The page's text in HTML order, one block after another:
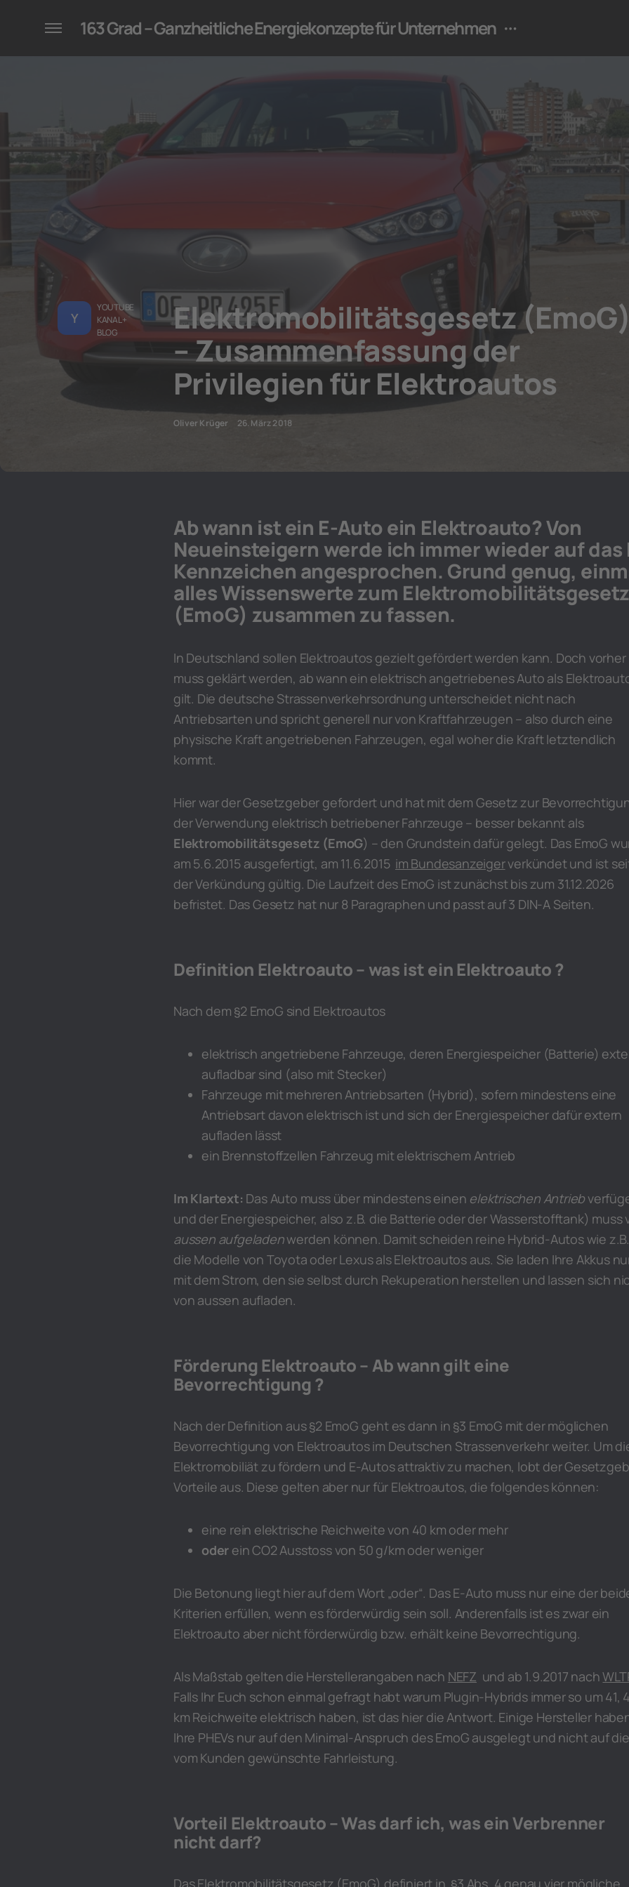
für Unternehmen
163 Grad – Ganzheitliche Energiekonzepte für Unternehmen
Y
YOUTUBE
KANAL +
BLOG
Elektromobilitätsgesetz (EmoG)
– Zusammenfassung der
Privilegien für Elektroautos
Oliver Krüger 26. März 2018
Ab wann ist ein E-Auto ein Elektroauto? Von
Neueinsteigern werde ich immer wieder auf das
Kennzeichen angesprochen. Grund genug,
alles Wissenswerte zum Elektromobilitätsgesetz
(EmoG) zusammen zu fassen.
In Deutschland sollen Elektroautos gezielt gefördert werden kann. Doch vorher
muss geklärt werden, ab wann ein elektrisch angetriebenes Auto als
gilt. Die deutsche Strassenverkehrsordnung unterscheidet nicht nach
Antriebsarten und spricht generell nur von Kraftfahrzeugen – also durch eine
physische Kraft angetriebenen Fahrzeugen, egal woher die Kraft letztendlich
kommt.
Hier war der Gesetzgeber gefordert und hat mit dem Gesetz zur
der Verwendung elektrisch betriebener Fahrzeuge – besser bekannt als
Elektromobilitätsgesetz (EmoG) – den Grundstein dafür gelegt. Das EmoG
am 5.6.2015 ausgefertigt, am 11.6.2015 im Bundesanzeigerverkündet und ist
der Verkündung gültig. Die Laufzeit des EmoG ist zunächst bis zum 31.12.2026
befristet. Das Gesetz hat nur 8 Paragraphen und passt auf 3 DIN-A Seiten.
Definition Elektroauto – was ist ein Elektroauto ?
Nach dem §2 EmoG sind Elektroautos
elektrisch angetriebene Fahrzeuge, deren Energiespeicher (Batterie)
aufladbar sind (also mit Stecker)
Fahrzeuge mit mehreren Antriebsarten (Hybrid), sofern mindestens eine
Antriebsart davon elektrisch ist und sich der Energiespeicher dafür extern
aufladen lässt
ein Brennstoffzellen Fahrzeug mit elektrischem Antrieb
Im Klartext: Das Auto muss über mindestens einen elektrischen Antrieb
und der Energiespeicher, also z.B. die Batterie oder der Wasserstofftank) muss
aussen aufgeladenwerden können. Damit scheiden reine Hybrid-Autos wie z.B.
die Modelle von Toyota oder Lexus als Elektroautos aus. Sie laden Ihre Akkus
mit dem Strom, den sie selbst durch Rekuperation herstellen und lassen sich
von aussen aufladen.
Förderung Elektroauto – Ab wann gilt eine
Bevorrechtigung ?
Nach der Definition aus §2 EmoG geht es dann in §3 EmoG mit der möglichen
Bevorrechtigung von Elektroautos im Deutschen Strassenverkehr weiter. Um
Elektromobiliät zu fördern und E-Autos attraktiv zu machen, lobt der
Vorteile aus. Diese gelten aber nur für Elektroautos, die folgendes können:
eine rein elektrische Reichweite von 40 km oder mehr
oder ein CO2 Ausstoss von 50 g/km oder weniger
Die Betonung liegt hier auf dem Wort „oder“. Das E-Auto muss nur eine der
Kriterien erfüllen, wenn es förderwürdig sein soll. Anderenfalls ist es zwar ein
Elektroauto aber nicht förderwürdig bzw. erhält keine Bevorrechtigung.
Als Maßstab gelten die Herstellerangaben nach NEFZ und ab 1.9.2017 nach
Falls Ihr Euch schon einmal gefragt habt warum Plugin-Hybrids immer so um 41,
km Reichweite elektrisch haben, ist das hier die Antwort. Einige Hersteller
Ihre PHEVs nur auf den Minimal-Anspruch des EmoG ausgelegt und nicht auf die
vom Kunden gewünschte Fahrleistung.
Vorteil Elektroauto – Was darf ich, was ein Verbrenner
nicht darf?
Das Elektromobilitätsgesetz (EmoG) definiert in §3 Abs. 4 genau vier mögliche